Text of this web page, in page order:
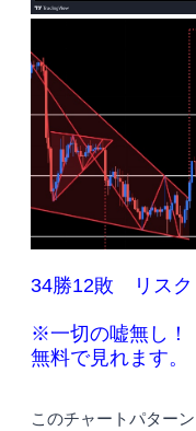
34勝12敗 リスク
※一切の嘘無し
無料で見れます。
このチャートパター